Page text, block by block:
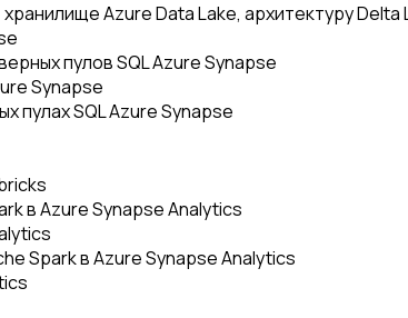
Azure Data Lake, архитектуру Delta
пулов SQL Azure Synapse
Synapse
пулах SQL Azure Synapse
в Azure Synapse Analytics
Spark в Azure Synapse Analytics